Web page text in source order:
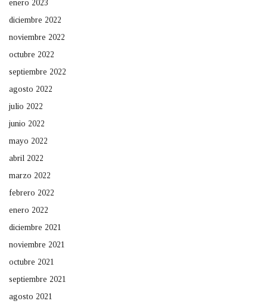
enero 2023
diciembre 2022
noviembre 2022
octubre 2022
septiembre 2022
agosto 2022
julio 2022
junio 2022
mayo 2022
abril 2022
marzo 2022
febrero 2022
enero 2022
diciembre 2021
noviembre 2021
octubre 2021
septiembre 2021
agosto 2021